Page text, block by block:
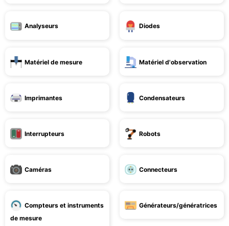
Analyseurs Diodes
Matériel de mesure Matériel d'observation
Imprimantes Condensateurs
Interrupteurs Robots
Caméras Connecteurs
Compteurs et instruments
de mesure
Générateurs/génératrices